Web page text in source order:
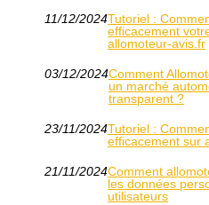
11/12/2024Tutoriel :
efficacement
allomoteur-avis.fr
03/12/2024Comment
un marché
transparent ?
23/11/2024Tutoriel :
efficacement sur
21/11/2024Comment
les données
utilisateurs